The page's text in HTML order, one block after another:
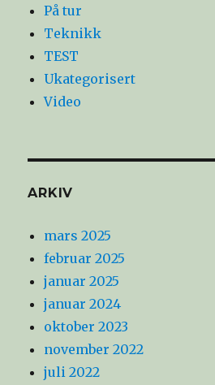
På tur
Teknikk
TEST
Ukategorisert
Video
ARKIV
mars 2025
februar 2025
januar 2025
januar 2024
oktober 2023
november 2022
juli 2022